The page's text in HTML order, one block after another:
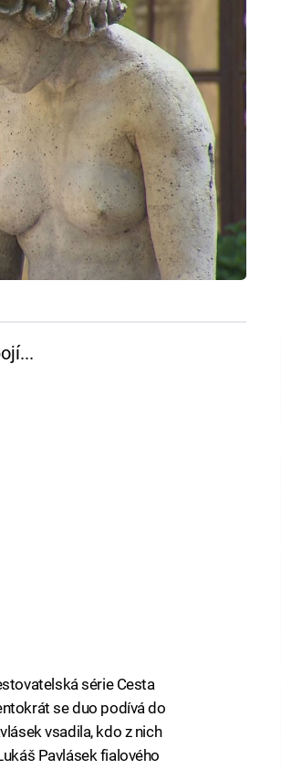
série Cesta
se duo podívá do
vsadila, kdo z nich
Pavlásek fialového